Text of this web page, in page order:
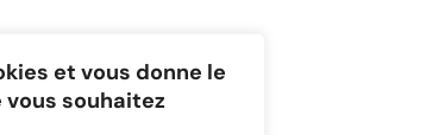
et vous donne le
souhaitez